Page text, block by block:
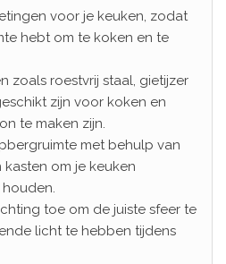
voor je keuken, zodat
hebt om te koken en te
zoals roestvrij staal, gietijzer
zijn voor koken en
te maken zijn.
met behulp van
om je keuken
toe om de juiste sfeer te
licht te hebben tijdens